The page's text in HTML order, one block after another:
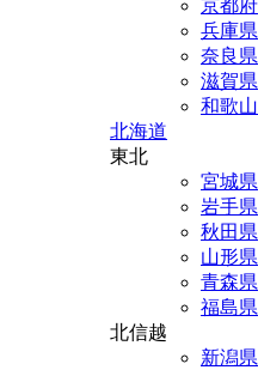
京都府
兵庫県
奈良県
滋賀県
和歌
北海道
東北
宮城県
岩手県
秋田県
山形県
青森県
福島県
北信越
新潟県